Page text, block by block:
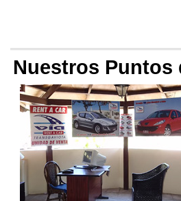
Nuestros Puntos